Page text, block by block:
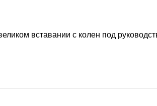
вставании с колен под